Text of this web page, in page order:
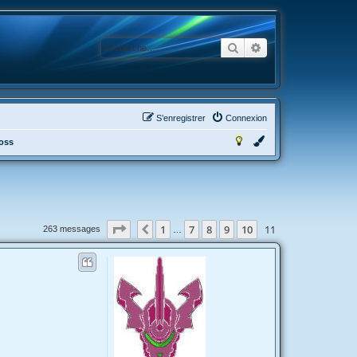
RechercherRecherche avancée
Connexion
S’enregistrer
263 messages Page 11 11
Précédente
1 7 8 9 10 11